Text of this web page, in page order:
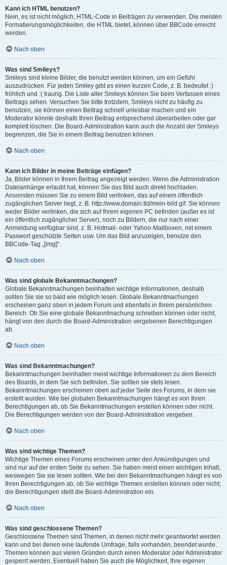
Kann ich HTML benutzen?
Nein, es ist nicht möglich, HTML-Code in Beiträgen zu verwenden. Die meisten
Formatierungsmöglichkeiten, die HTML bietet, können über BBCode erreicht
werden.
Nach oben
Was sind Smileys?
Smileys sind kleine Bilder, die benutzt werden können, um ein Gefühl
auszudrücken. Für jeden Smiley gibt es einen kurzen Code, z. B. bedeutet :)
fröhlich und :( traurig. Die Liste aller Smileys können Sie beim Verfassen eines
Beitrags sehen. Versuchen Sie bitte trotzdem, Smileys nicht zu häufig zu
benutzen, sie können einen Beitrag schnell unlesbar machen und ein
Moderator könnte deshalb Ihren Beitrag entsprechend überarbeiten oder gar
komplett löschen. Die Board-Administration kann auch die Anzahl der Smileys
begrenzen, die Sie in einem Beitrag benutzen können.
Nach oben
Kann ich Bilder in meine Beiträge einfügen?
Ja, Bilder können in Ihrem Beitrag angezeigt werden. Wenn die Administration
Dateianhänge erlaubt hat, können Sie das Bild auch direkt hochladen.
Ansonsten müssen Sie zu einem Bild verlinken, das auf einem öffentlich
zugänglichen Server liegt, z. B. http://www.domain.tld/mein-bild.gif. Sie können
weder Bilder verlinken, die sich auf Ihrem eigenen PC befinden (außer es ist
ein öffentlich zugänglicher Server), noch zu Bildern, die nur nach einer
Anmeldung verfügbar sind, z. B. Hotmail- oder Yahoo-Mailboxen, mit einem
Passwort geschützte Seiten usw. Um das Bild anzuzeigen, benutze den
BBCode-Tag „[img]“.
Nach oben
Was sind globale Bekanntmachungen?
Globale Bekanntmachungen beinhalten wichtige Informationen, deshalb
sollten Sie sie so bald wie möglich lesen. Globale Bekanntmachungen
erscheinen ganz oben in jedem Forum und ebenfalls in Ihrem persönlichen
Bereich. Ob Sie eine globale Bekanntmachung schreiben können oder nicht,
hängt von den durch die Board-Administration vergebenen Berechtigungen
ab.
Nach oben
Was sind Bekanntmachungen?
Bekanntmachungen beinhalten meist wichtige Informationen zu dem Bereich
des Boards, in dem Sie sich befinden. Sie sollten sie stets lesen.
Bekanntmachungen erscheinen oben auf jeder Seite des Forums, in dem sie
erstellt wurden. Wie bei globalen Bekanntmachungen hängt es von Ihren
Berechtigungen ab, ob Sie Bekanntmachungen erstellen können oder nicht.
Die Berechtigungen werden von der Board-Administration vergeben.
Nach oben
Was sind wichtige Themen?
Wichtige Themen eines Forums erscheinen unter den Ankündigungen und
sind nur auf der ersten Seite zu sehen. Sie haben meist einen wichtigen Inhalt,
weswegen Sie sie lesen sollten. Wie bei den Bekanntmachungen hängt es von
Ihren Berechtigungen ab, ob Sie wichtige Themen erstellen können oder nicht;
die Berechtigungen stellt die Board-Administration ein.
Nach oben
Was sind geschlossene Themen?
Geschlossene Themen sind Themen, in denen nicht mehr geantwortet werden
kann und bei denen eine laufende Umfrage, falls vorhanden, beendet wurde.
Themen können aus vielen Gründen durch einen Moderator oder Administrator
gesperrt werden. Eventuell haben Sie auch die Möglichkeit, Ihre eigenen